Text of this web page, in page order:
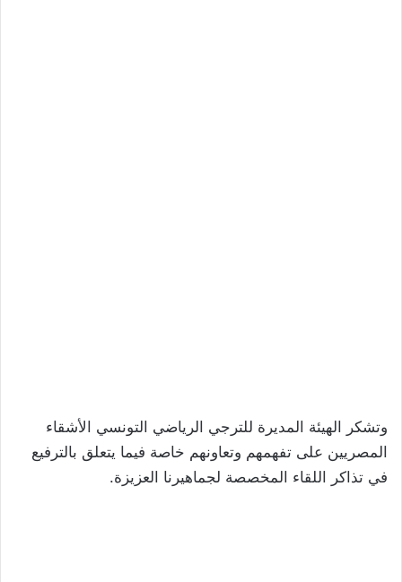
وتشكر الهيئة المديرة للترجي الرياضي التونسي الأشقاء
المصريين على تفهمهم وتعاونهم خاصة فيما يتعلق بالترفيع
في تذاكر اللقاء المخصصة لجماهيرنا العزيزة.